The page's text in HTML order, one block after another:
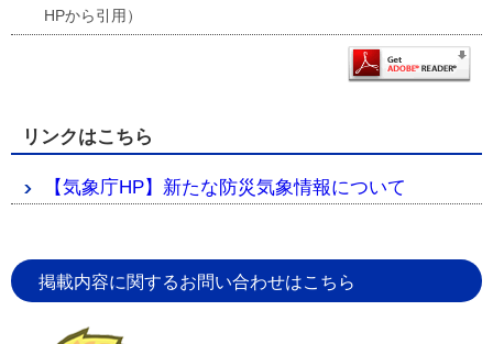
HPから引用）
リンクはこちら
【気象庁HP】新たな防災気象情報について
掲載内容に関するお問い合わせはこちら